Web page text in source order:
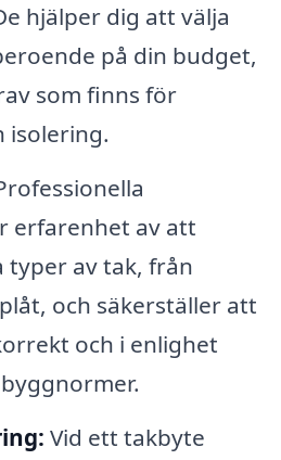
hjälper dig att välja
på din budget,
som finns för
isolering.
erfarenhet av att
typer av tak, från
och säkerställer att
och i enlighet
Vid ett takbyte